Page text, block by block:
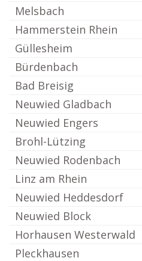
Melsbach
Hammerstein Rhein
Güllesheim
Bürdenbach
Bad Breisig
Neuwied Gladbach
Neuwied Engers
Brohl-Lützing
Neuwied Rodenbach
Linz am Rhein
Neuwied Heddesdorf
Neuwied Block
Horhausen Westerwald
Pleckhausen